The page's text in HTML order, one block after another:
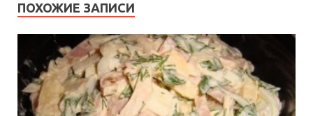
ПОХОЖИЕ ЗАПИСИ